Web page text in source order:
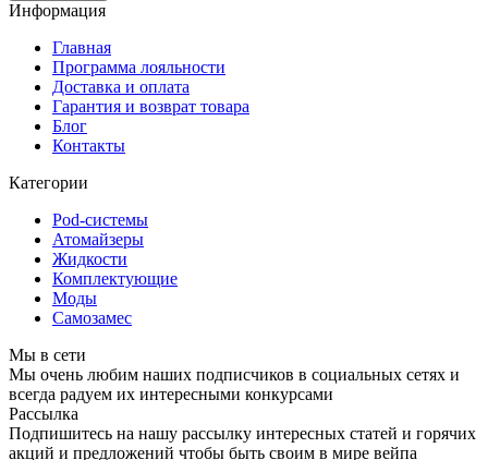
Информация
Главная
Программа лояльности
Доставка и оплата
Гарантия и возврат товара
Блог
Контакты
Категории
Pod-системы
Атомайзеры
Жидкости
Комплектующие
Моды
Самозамес
Мы в сети
Мы очень любим наших подписчиков в социальных сетях и
всегда радуем их интересными конкурсами
Рассылка
Подпишитесь на нашу рассылку интересных статей и горячих
акций и предложений чтобы быть своим в мире вейпа